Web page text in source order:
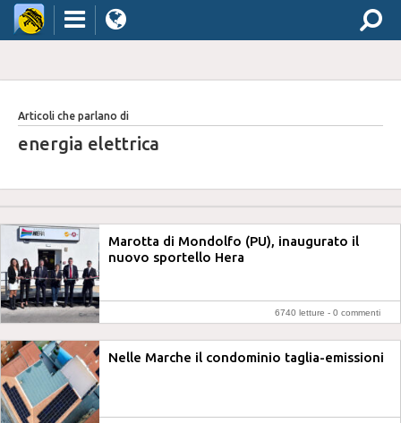
Articoli che parlano di
energia elettrica
Marotta di Mondolfo (PU), inaugurato il
nuovo sportello Hera
6740 letture - 0 commenti
Nelle Marche il condominio taglia-emissioni